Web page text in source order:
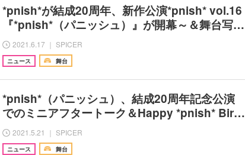
*pnish*が結成20周年、新作公演*pnish* vol.16
『*pnish*（パニッシュ）』が開幕～＆舞台写…
2021.6.17 ｜ SPICER
ニュース 舞台
*pnish*（パニッシュ）、結成20周年記念公演
でのミニアフタートーク＆Happy *pnish* Bir…
2021.5.21 ｜ SPICER
ニュース 舞台